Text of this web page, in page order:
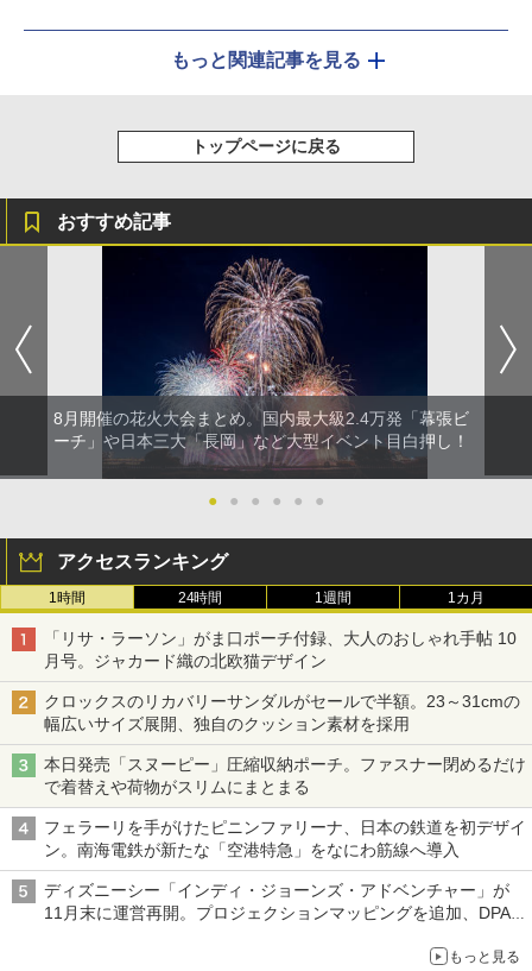
もっと関連記事を見る
トップページに戻る
おすすめ記事
8月開催の花火大会まとめ。国内最大級2.4万発「幕張ビ
ーチ」や日本三大「長岡」など大型イベント目白押し！
● ● ● ● ● ●
アクセスランキング
1時間 24時間 1週間 1カ月
「リサ・ラーソン」がま口ポーチ付録、大人のおしゃれ手帖 10
月号。ジャカード織の北欧猫デザイン
クロックスのリカバリーサンダルがセールで半額。23～31cmの
幅広いサイズ展開、独自のクッション素材を採用
本日発売「スヌーピー」圧縮収納ポーチ。ファスナー閉めるだけ
で着替えや荷物がスリムにまとまる
フェラーリを手がけたピニンファリーナ、日本の鉄道を初デザイ
ン。南海電鉄が新たな「空港特急」をなにわ筋線へ導入
ディズニーシー「インディ・ジョーンズ・アドベンチャー」が
11月末に運営再開。プロジェクションマッピングを追加、DPA
もっと見る